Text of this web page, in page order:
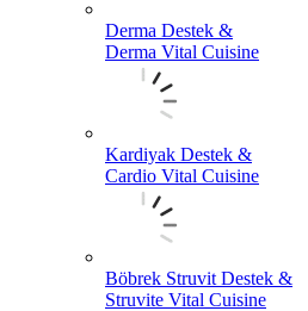
Derma Destek &
Derma Vital Cuisine
Kardiyak Destek &
Cardio Vital Cuisine
Böbrek Struvit Destek &
Struvite Vital Cuisine